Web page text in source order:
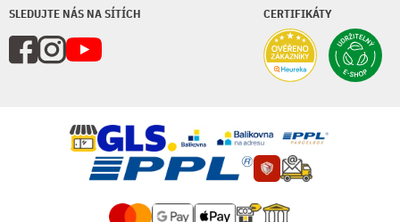
SLEDUJTE NÁS NA SÍTÍCH CERTIFIKÁTY